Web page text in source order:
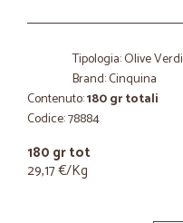
Tipologia: Olive Verdi
Brand: Cinquina
Contenuto:180 gr totali
Codice: 78884
180 gr tot
29,17 €/Kg